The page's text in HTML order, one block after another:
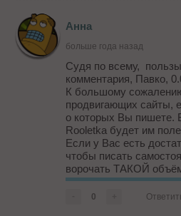
Анна
больше года назад
Судя по всему,
комментария, Павко,
К большому
продвигающих сайты,
о которых Вы пишете.
Rooletka будет им
Если у Вас есть
чтобы писать
ворочать ТАКОЙ
пожалуйста, пишите!
0